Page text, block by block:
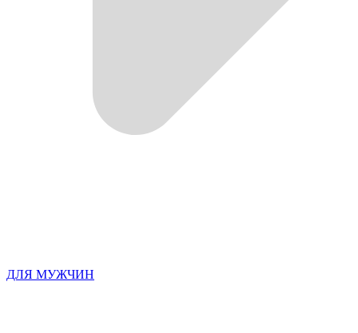
ДЛЯ МУЖЧИН